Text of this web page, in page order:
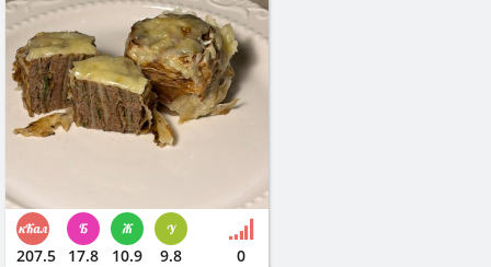
207.5 17.8 10.9 9.8 0